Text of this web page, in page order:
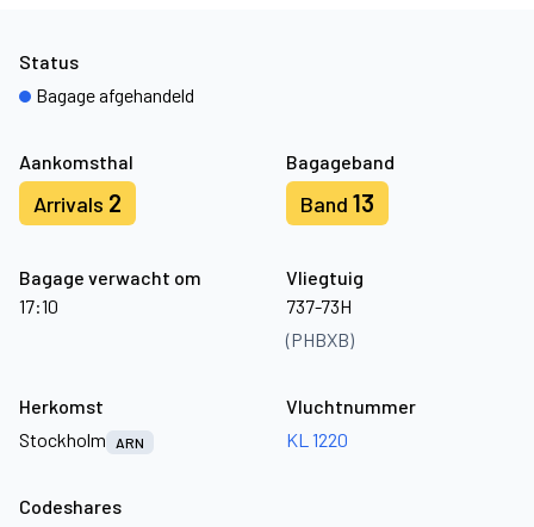
Aankomsthal
Arrivals 2
Bagageband
Band 13
Bagage verwacht om
17:10
Vliegtuig
737-73H
(PHBXB)
Status
Bagage afgehandeld
Herkomst
Stockholm
ARN
Vluchtnummer
KL 1220
Codeshares